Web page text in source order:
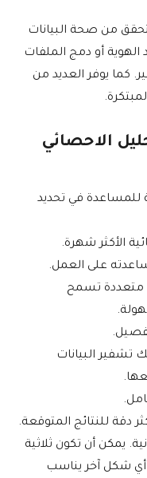
من صحة البيانات
الهوية أو دمج الملفات
كما يوفر العديد من
الاحصائي
للمساعدة في تحديد
الأكثر شهرة.
على العمل.
متعددة تسمح
تشفير البيانات
دقة للنتائج المتوقعة.
يمكن أن تكون ثلاثية
أي شكل آخر يناسب